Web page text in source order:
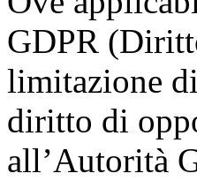
GDPR
limitazione
diritto di
all’Autorità